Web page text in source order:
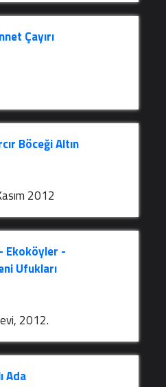
Çayırı
Böceği Altın
2012
Ekoköyler -
Ufukları
2012.
Ada